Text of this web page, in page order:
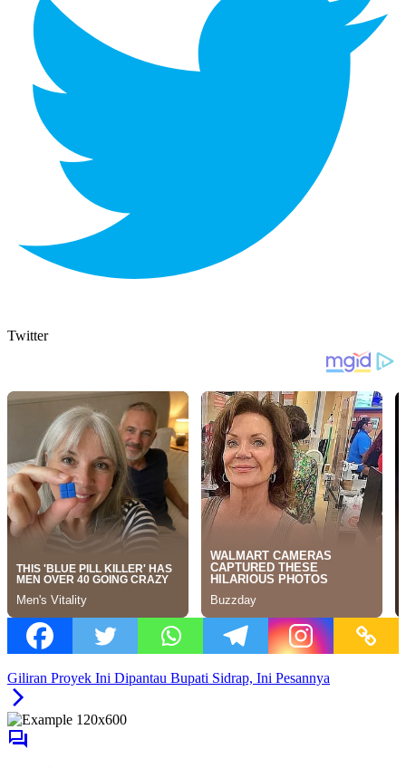
Twitter
Giliran Proyek Ini Dipantau Bupati Sidrap, Ini Pesannya